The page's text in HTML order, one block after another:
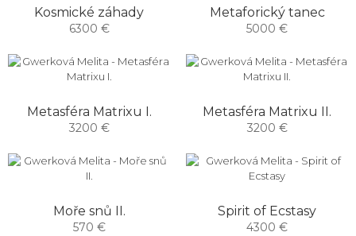
Kosmické záhady
6300 €
Metaforický tanec
5000 €
Metasféra Matrixu I.
3200 €
Metasféra Matrixu II.
3200 €
Moře snů II.
570 €
Spirit of Ecstasy
4300 €